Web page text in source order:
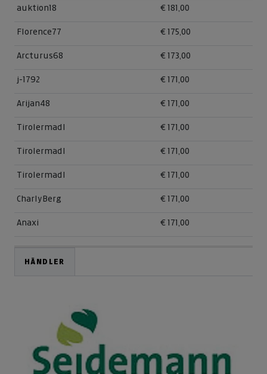
auktion18 € 181,00
Florence77 € 175,00
Arcturus68 € 173,00
j-1792 € 171,00
Arijan48 € 171,00
Tirolermadl € 171,00
Tirolermadl € 171,00
Tirolermadl € 171,00
CharlyBerg € 171,00
Anaxi € 171,00
HÄNDLER